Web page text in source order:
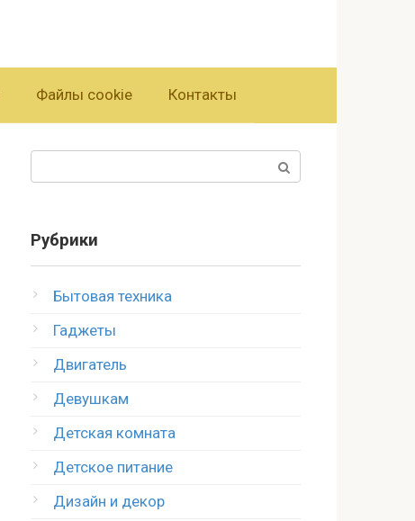
Файлы cookie Контакты
Рубрики
Бытовая техника
Гаджеты
Двигатель
Девушкам
Детская комната
Детское питание
Дизайн и декор